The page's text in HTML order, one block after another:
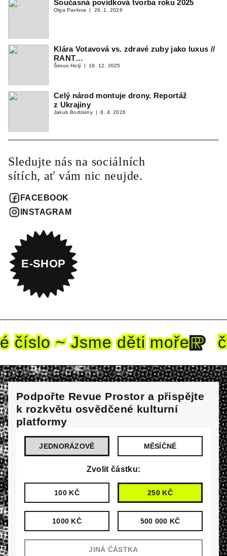
Současná povídková tvorba roku 2025
Olga Pavlova 26. 1. 2026
Klára Votavová vs. zdravé zuby jako luxus //
RANT…
Šimon Holý 18. 12. 2025
Celý národ montuje drony. Reportáž
z Ukrajiny
Jakub Bodziony 8. 4. 2026
Sledujte nás na sociálních
sítích, ať vám nic neujde.
FACEBOOK
INSTAGRAM
E-SHOP
~ Jsme děti moře
Podpořte Revue Prostor a přispějte
k rozkvětu osvědčené kulturní
platformy
JEDNORÁZOVĚ MĚSÍČNĚ
Zvolit částku:
100 KČ 250 KČ
1000 KČ 500 000 KČ